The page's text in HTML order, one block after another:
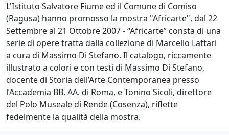
L'Istituto Salvatore Fiume ed il Comune di Comiso
(Ragusa) hanno promosso la mostra "Africarte", dal 22
Settembre al 21 Ottobre 2007 - “Africarte” consta di una
serie di opere tratta dalla collezione di Marcello Lattari
a cura di Massimo Di Stefano. Il catalogo, riccamente
illustrato a colori e con testi di Massimo Di Stefano,
docente di Storia dell’Arte Contemporanea presso
l’Accademia BB. AA. di Roma, e Tonino Sicoli, direttore
del Polo Museale di Rende (Cosenza), riflette
fedelmente la qualità della mostra.